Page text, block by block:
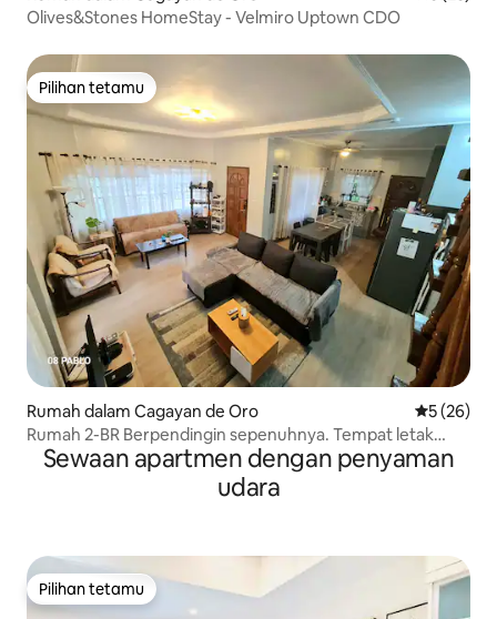
Olives&Stones HomeStay - Velmiro Uptown CDO
Pilihan tetamu
Pilihan tetamu
Rumah dalam Cagayan de Oro Penarafan
5 (26)
Rumah 2-BR Berpendingin sepenuhnya. Tempat letak
kereta percuma-1 kereta. 5 orang.
Sewaan apartmen dengan penyaman
udara
Pilihan tetamu
Pilihan tetamu